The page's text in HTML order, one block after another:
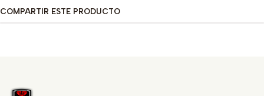
COMPARTIR ESTE PRODUCTO